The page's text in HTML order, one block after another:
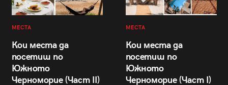
МЕСТА
Кои места да
посетиш по
Южното
Черноморие (Част II)
МЕСТА
Кои места да
посетиш по
Южното
Черноморие (Част I)